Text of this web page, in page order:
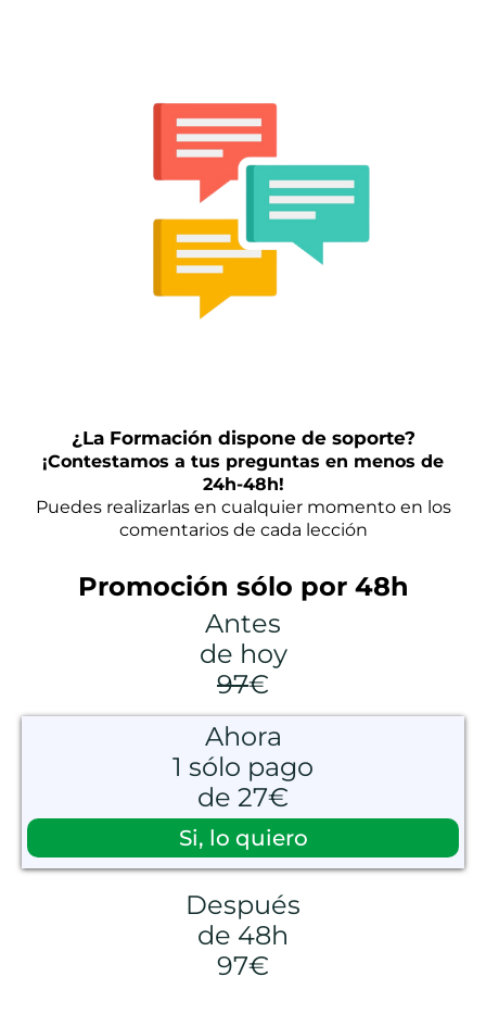
¿La Formación dispone de soporte?
¡Contestamos a tus preguntas en menos de
24h-48h!
Puedes realizarlas en cualquier momento en los
comentarios de cada lección
Promoción sólo por 48h
Antes
de hoy
97€
Ahora
1 sólo pago
de 27€
Si, lo quiero
Después
de 48h
97€